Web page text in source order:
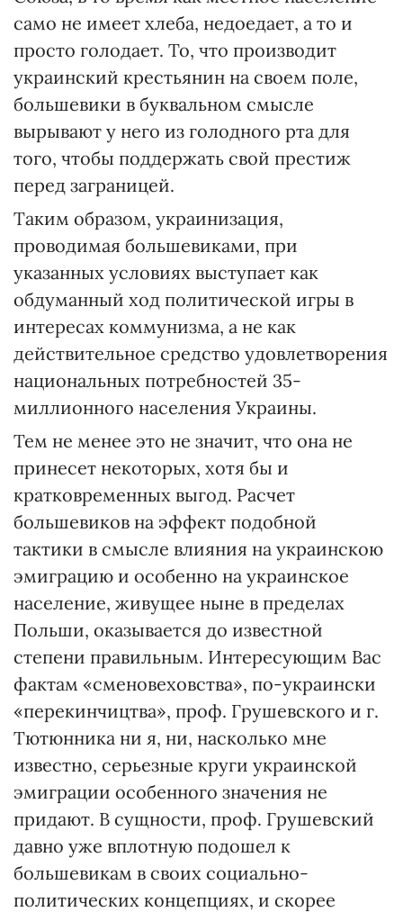
само не имеет хлеба, недоедает, а то и
просто голодает. То, что производит
украинский крестьянин на своем поле,
большевики в буквальном смысле
вырывают у него из голодного рта для
того, чтобы поддержать свой престиж
перед заграницей.
Таким образом, украинизация,
проводимая большевиками, при
указанных условиях выступает как
обдуманный ход политической игры в
интересах коммунизма, а не как
действительное средство удовлетворения
национальных потребностей 35-
миллионного населения Украины.
Тем не менее это не значит, что она не
принесет некоторых, хотя бы и
кратковременных выгод. Расчет
большевиков на эффект подобной
тактики в смысле влияния на украинскою
эмиграцию и особенно на украинское
население, живущее ныне в пределах
Польши, оказывается до известной
степени правильным. Интересующим Вас
фактам «сменовеховства», по-украински
«перекинчицтва», проф. Грушевского и г.
Тютюнника ни я, ни, насколько мне
известно, серьезные круги украинской
эмиграции особенного значения не
придают. В сущности, проф. Грушевский
давно уже вплотную подошел к
большевикам в своих социально-
политических концепциях, и скорее